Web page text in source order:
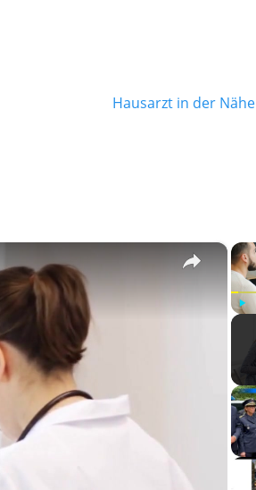
Hausarzt in der Nähe
×